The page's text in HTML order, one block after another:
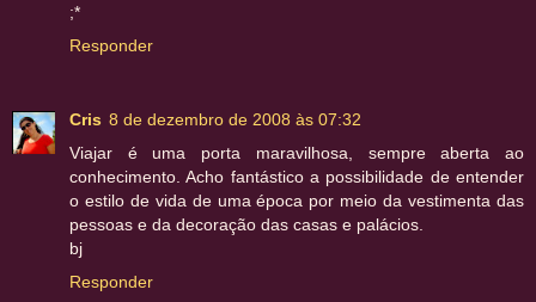
;*
Responder
Cris 8 de dezembro de 2008 às 07:32
Viajar é uma porta maravilhosa, sempre aberta ao
conhecimento. Acho fantástico a possibilidade de entender
o estilo de vida de uma época por meio da vestimenta das
pessoas e da decoração das casas e palácios.
bj
Responder